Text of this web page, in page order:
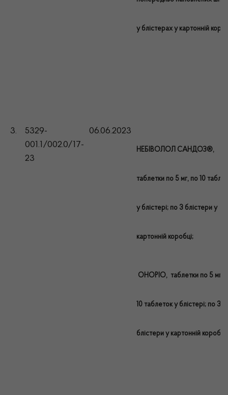
у блістерах у картонній
3.
5329-
001.1/002.0/17-
23
06.06.2023
НЕБІВОЛОЛ САНДОЗ®,
таблетки по 5 мг, по 10
у блістері; по 3 блістери у
картонній коробці;
ОНОРІО, таблетки по 5 мг,
10 таблеток у блістері; по 3
блістери у картонній коробці